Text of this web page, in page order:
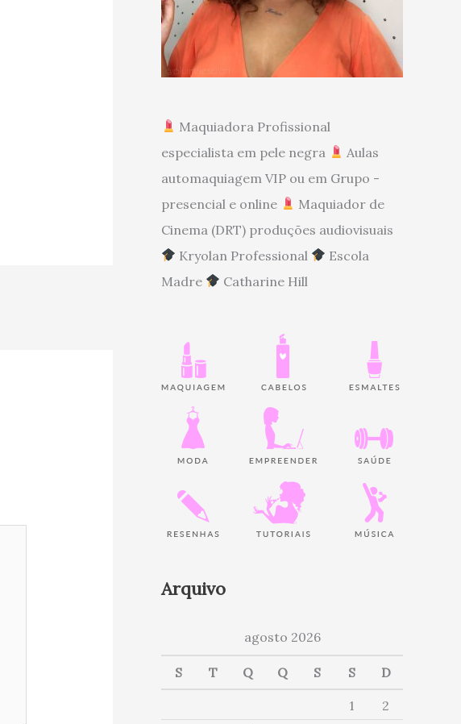
Maquiadora Profissional
especialista em pele negra
Aulas
automaquiagem VIP ou em Grupo -
presencial e online
Maquiador de
Cinema (DRT) produções audiovisuais
Kryolan Professional
Escola
Madre
Catharine Hill
Arquivo
agosto 2026
S T Q Q S S D
1
2